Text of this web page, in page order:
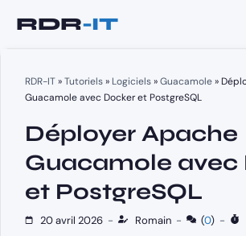
RDR-IT»Tutoriels» Logiciels»Guacamole»
Guacamole avec Docker et PostgreSQL
Déployer Apache
Guacamole avec
et PostgreSQL
20 avril 2026 - Romain - (0) -